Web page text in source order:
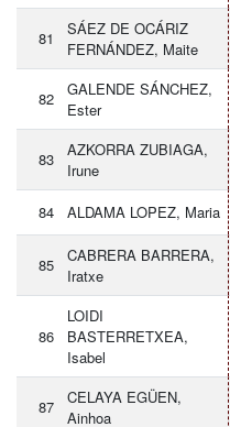
81
SÁEZ DE OCÁRIZ
FERNÁNDEZ, Maite
82
GALENDE SÁNCHEZ,
Ester
83
AZKORRA ZUBIAGA,
Irune
84 ALDAMA LOPEZ, Maria
85
CABRERA BARRERA,
Iratxe
86
LOIDI
BASTERRETXEA,
Isabel
87
CELAYA EGÜEN,
Ainhoa